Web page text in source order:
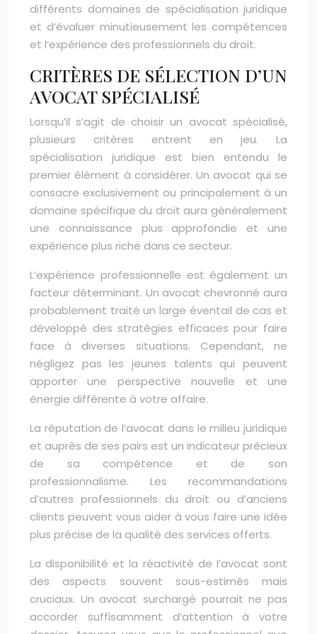
différents domaines de spécialisation juridique
et d’évaluer minutieusement les compétences
et l’expérience des professionnels du droit.
CRITÈRES DE SÉLECTION D’UN
AVOCAT SPÉCIALISÉ
Lorsqu’il s’agit de choisir un avocat spécialisé,
plusieurs critères entrent en jeu. La
spécialisation juridique est bien entendu le
premier élément à considérer. Un avocat qui se
consacre exclusivement ou principalement à un
domaine spécifique du droit aura généralement
une connaissance plus approfondie et une
expérience plus riche dans ce secteur.
L’expérience professionnelle est également un
facteur déterminant. Un avocat chevronné aura
probablement traité un large éventail de cas et
développé des stratégies efficaces pour faire
face à diverses situations. Cependant, ne
négligez pas les jeunes talents qui peuvent
apporter une perspective nouvelle et une
énergie différente à votre affaire.
La réputation de l’avocat dans le milieu juridique
et auprès de ses pairs est un indicateur précieux
de sa compétence et de son
professionnalisme. Les recommandations
d’autres professionnels du droit ou d’anciens
clients peuvent vous aider à vous faire une idée
plus précise de la qualité des services offerts.
La disponibilité et la réactivité de l’avocat sont
des aspects souvent sous-estimés mais
cruciaux. Un avocat surchargé pourrait ne pas
accorder suffisamment d’attention à votre